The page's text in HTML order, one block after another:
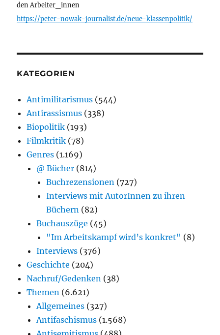
den Arbeiter_innen
https://peter-nowak-journalist.de/neue-klassenpolitik/
KATEGORIEN
Antimilitarismus (544)
Antirassismus (338)
Biopolitik (193)
Filmkritik (78)
Genres (1.169)
@ Bücher (814)
Buchrezensionen (727)
Interviews mit AutorInnen zu ihren
Büchern (82)
Buchauszüge (45)
"Im Arbeitskampf wird’s konkret" (8)
Interviews (376)
Geschichte (204)
Nachruf/Gedenken (38)
Themen (6.621)
Allgemeines (327)
Antifaschismus (1.568)